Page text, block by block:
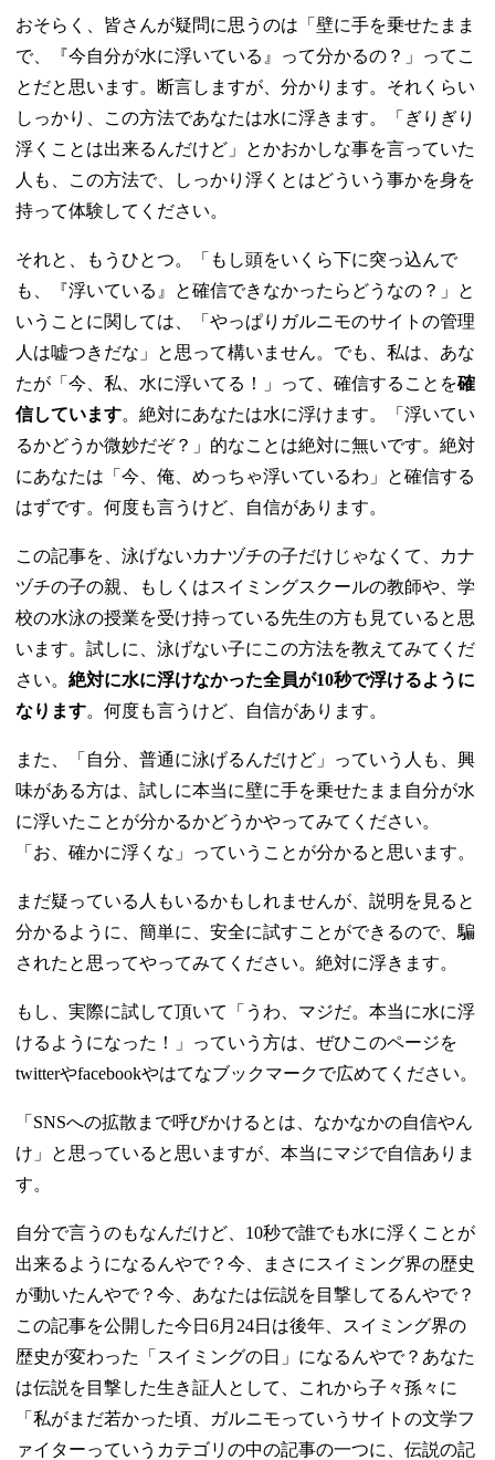
おそらく、皆さんが疑問に思うのは「壁に手を乗せたまま
で、『今自分が水に浮いている』って分かるの？」ってこ
とだと思います。断言しますが、分かります。それくらい
しっかり、この方法であなたは水に浮きます。「ぎりぎり
浮くことは出来るんだけど」とかおかしな事を言っていた
人も、この方法で、しっかり浮くとはどういう事かを身を
持って体験してください。
それと、もうひとつ。「もし頭をいくら下に突っ込んで
も、『浮いている』と確信できなかったらどうなの？」と
いうことに関しては、「やっぱりガルニモのサイトの管理
人は嘘つきだな」と思って構いません。でも、私は、あな
たが「今、私、水に浮いてる！」って、確信することを確
信しています。絶対にあなたは水に浮けます。「浮いてい
るかどうか微妙だぞ？」的なことは絶対に無いです。絶対
にあなたは「今、俺、めっちゃ浮いているわ」と確信する
はずです。何度も言うけど、自信があります。
この記事を、泳げないカナヅチの子だけじゃなくて、カナ
ヅチの子の親、もしくはスイミングスクールの教師や、学
校の水泳の授業を受け持っている先生の方も見ていると思
います。試しに、泳げない子にこの方法を教えてみてくだ
さい。 絶対に水に浮けなかった全員が10秒で浮けるように
なります。何度も言うけど、自信があります。
また、「自分、普通に泳げるんだけど」っていう人も、興
味がある方は、試しに本当に壁に手を乗せたまま自分が水
に浮いたことが分かるかどうかやってみてください。
「お、確かに浮くな」っていうことが分かると思います。
まだ疑っている人もいるかもしれませんが、説明を見ると
分かるように、簡単に、安全に試すことができるので、騙
されたと思ってやってみてください。絶対に浮きます。
もし、実際に試して頂いて「うわ、マジだ。本当に水に浮
けるようになった！」っていう方は、ぜひこのページを
twitterやfacebookやはてなブックマークで広めてください。
「SNSへの拡散まで呼びかけるとは、なかなかの自信やん
け」と思っていると思いますが、本当にマジで自信ありま
す。
自分で言うのもなんだけど、10秒で誰でも水に浮くことが
出来るようになるんやで？今、まさにスイミング界の歴史
が動いたんやで？今、あなたは伝説を目撃してるんやで？
この記事を公開した今日6月24日は後年、スイミング界の
歴史が変わった「スイミングの日」になるんやで？あなた
は伝説を目撃した生き証人として、これから子々孫々に
「私がまだ若かった頃、ガルニモっていうサイトの文学フ
ァイターっていうカテゴリの中の記事の一つに、伝説の記